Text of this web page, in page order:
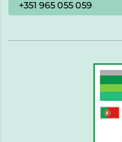
+351 965 055 059